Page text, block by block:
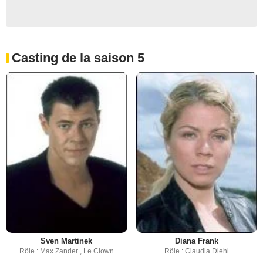
Casting de la saison 5
Sven Martinek
Rôle : Max Zander , Le Clown
Diana Frank
Rôle : Claudia Diehl